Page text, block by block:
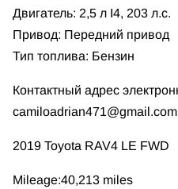
Двигатель: 2,5 л I4, 203 л.с.
Привод: Передний привод
Тип топлива: Бензин
Контактный адрес
camiloadrian471@gmail.com
2019 Toyota RAV4 LE FWD
Mileage:40,213 miles